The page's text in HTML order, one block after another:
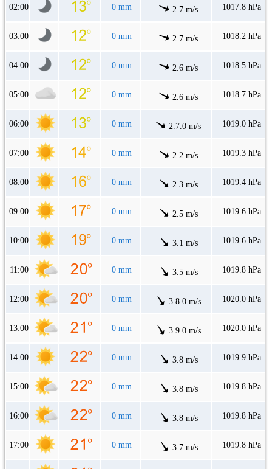
02:00 0 mm 2.7 m/s 1017.8 hPa
03:00 0 mm 2.7 m/s 1018.2 hPa
04:00 0 mm 2.6 m/s 1018.5 hPa
05:00 0 mm 2.6 m/s 1018.7 hPa
06:00 0 mm 2.7.0 m/s 1019.0 hPa
07:00 0 mm 2.2 m/s 1019.3 hPa
08:00 0 mm 2.3 m/s 1019.4 hPa
09:00 0 mm 2.5 m/s 1019.6 hPa
10:00 0 mm 3.1 m/s 1019.6 hPa
11:00 0 mm 3.5 m/s 1019.8 hPa
12:00 0 mm 3.8.0 m/s 1020.0 hPa
13:00 0 mm 3.9.0 m/s 1020.0 hPa
14:00 0 mm 3.8 m/s 1019.9 hPa
15:00 0 mm 3.8 m/s 1019.8 hPa
16:00 0 mm 3.8 m/s 1019.8 hPa
17:00 0 mm 3.7 m/s 1019.8 hPa